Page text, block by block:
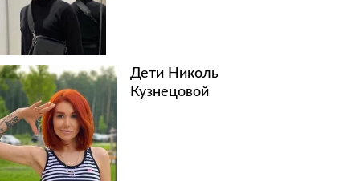
Дети Николь
Кузнецовой